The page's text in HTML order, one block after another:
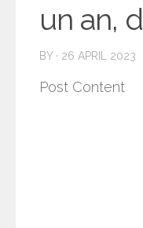
un an,
BY · 26 APRIL 2023
Post Content